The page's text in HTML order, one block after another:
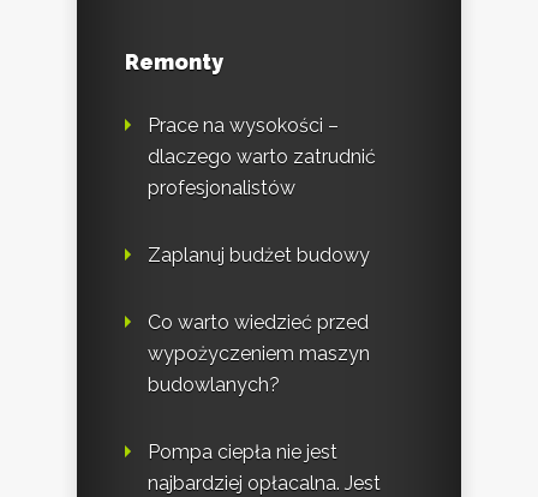
Remonty
Prace na wysokości –
dlaczego warto zatrudnić
profesjonalistów
Zaplanuj budżet budowy
Co warto wiedzieć przed
wypożyczeniem maszyn
budowlanych?
Pompa ciepła nie jest
najbardziej opłacalna. Jest